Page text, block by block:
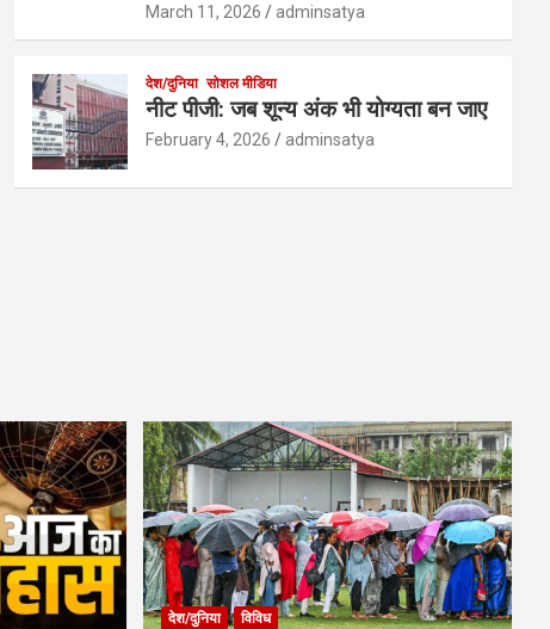
March 11, 2026 adminsatya
देश/दुनिया सोशल मीडिया
नीट पीजी: जब शून्य अंक भी योग्यता बन जाए
February 4, 2026 adminsatya
देश/दुनिया विविध